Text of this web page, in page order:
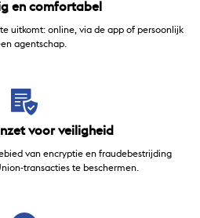
en comfortabel
uitkomt: online, via de app of persoonlijk
agentschap.
voor veiligheid
van encryptie en fraudebestrijding
transacties te beschermen.